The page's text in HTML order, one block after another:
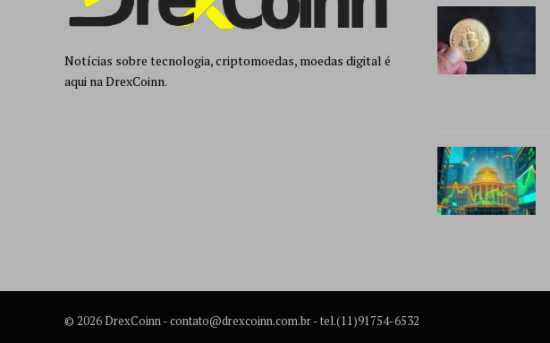
Notícias sobre tecnologia, criptomoedas, moedas digital é
aqui na DrexCoinn.
© 2026 DrexCoinn -contato@drexcoinn.com.br- tel.(11)91754-6532